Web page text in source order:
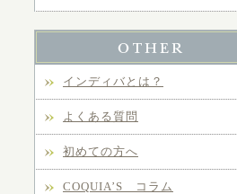
インディバとは？
よくある質問
初めての方へ
COQUIA’S コラム